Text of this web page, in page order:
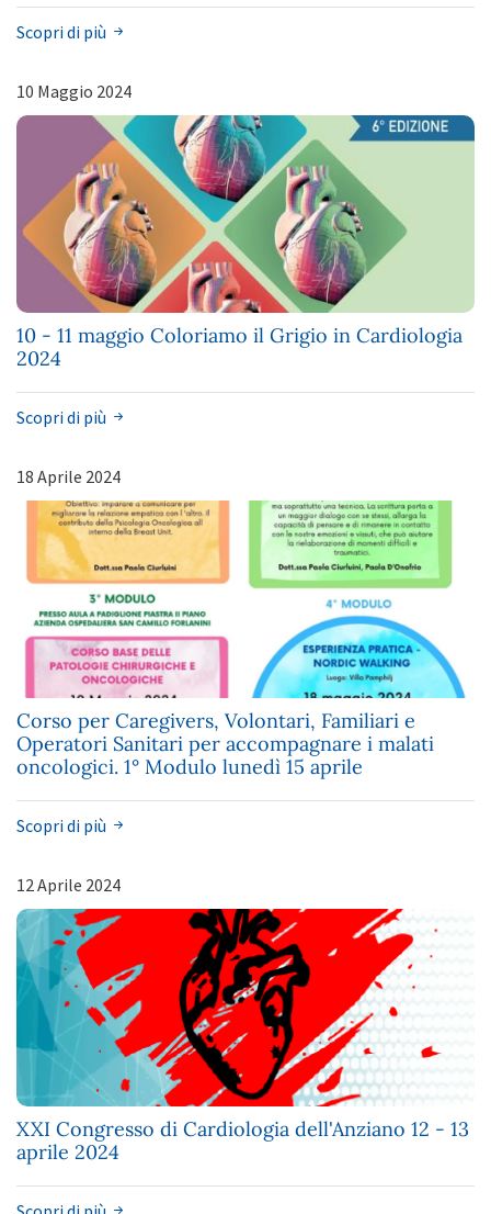
Scopri di più
10 Maggio 2024
10 - 11 maggio Coloriamo il Grigio in Cardiologia
2024
Scopri di più
18 Aprile 2024
Corso per Caregivers, Volontari, Familiari e
Operatori Sanitari per accompagnare i malati
oncologici. 1° Modulo lunedì 15 aprile
Scopri di più
12 Aprile 2024
XXI Congresso di Cardiologia dell'Anziano 12 - 13
aprile 2024